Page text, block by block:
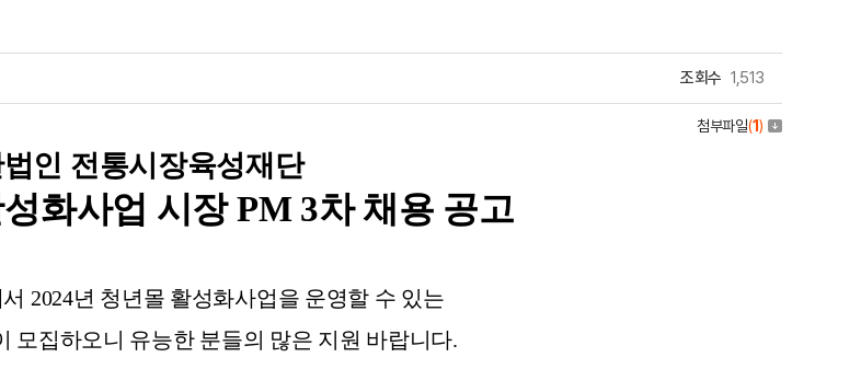
조회수 1,513
첨부파일(1)
인 전통시장육성재단
화사업 시장 PM 3차 채용 공고
2024년 청년몰 활성화사업을 운영할 수 있는
모집하오니 유능한 분들의 많은 지원 바랍니다.